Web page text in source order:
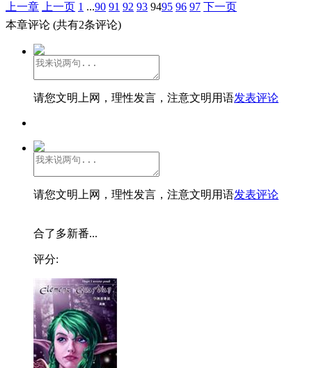
上一章
上一页 1 ...90 91 92 93 9495 96 97 下一页
本章评论 (共有2条评论)
请您文明上网，理性发言，注意文明用语发表评论
请您文明上网，理性发言，注意文明用语发表评论
合了多新番...
评分: